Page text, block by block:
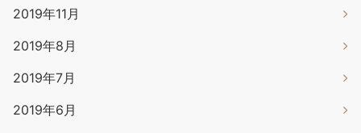
2019年11月
2019年8月
2019年7月
2019年6月